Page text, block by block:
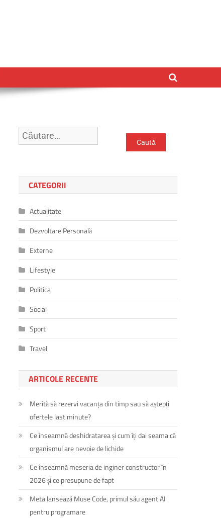
Caută
după:
CATEGORII
Actualitate
Dezvoltare Personală
Externe
Lifestyle
Politica
Social
Sport
Travel
ARTICOLE RECENTE
Merită să rezervi vacanța din timp sau să aștepți
ofertele last minute?
Ce înseamnă deshidratarea și cum îți dai seama că
organismul are nevoie de lichide
Ce înseamnă meseria de inginer constructor în
2026 și ce presupune de fapt
Meta lansează Muse Code, primul său agent AI
pentru programare